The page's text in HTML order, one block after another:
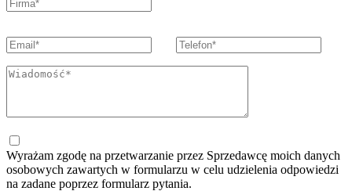
Wyrażam zgodę na przetwarzanie przez Sprzedawcę moich danych
osobowych zawartych w formularzu w celu udzielenia odpowiedzi
na zadane poprzez formularz pytania.